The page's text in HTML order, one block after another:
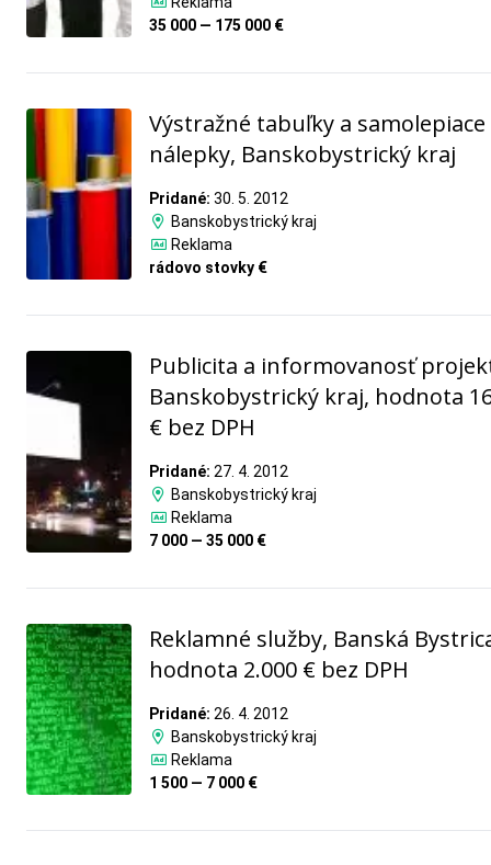
35 000 — 175 000 €
Výstražné tabuľky a samolepiace
nálepky, Banskobystrický kraj
Pridané: 30. 5. 2012
Banskobystrický kraj
Reklama
rádovo stovky €
Publicita a informovanosť
Banskobystrický kraj, hodnota
€ bez DPH
Pridané: 27. 4. 2012
Banskobystrický kraj
Reklama
7 000 — 35 000 €
Reklamné služby, Banská
hodnota 2.000 € bez DPH
Pridané: 26. 4. 2012
Banskobystrický kraj
Reklama
1 500 — 7 000 €